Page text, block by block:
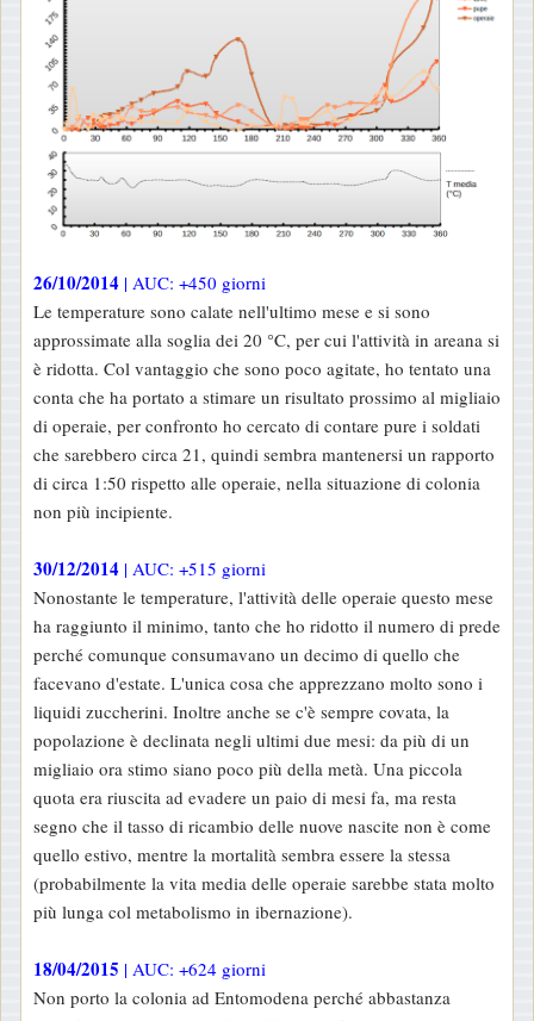
26/10/2014 | AUC: +450 giorni
Le temperature sono calate nell'ultimo mese e si sono
approssimate alla soglia dei 20 °C, per cui l'attività in areana si
è ridotta. Col vantaggio che sono poco agitate, ho tentato una
conta che ha portato a stimare un risultato prossimo al migliaio
di operaie, per confronto ho cercato di contare pure i soldati
che sarebbero circa 21, quindi sembra mantenersi un rapporto
di circa 1:50 rispetto alle operaie, nella situazione di colonia
non più incipiente.
30/12/2014 | AUC: +515 giorni
Nonostante le temperature, l'attività delle operaie questo mese
ha raggiunto il minimo, tanto che ho ridotto il numero di prede
perché comunque consumavano un decimo di quello che
facevano d'estate. L'unica cosa che apprezzano molto sono i
liquidi zuccherini. Inoltre anche se c'è sempre covata, la
popolazione è declinata negli ultimi due mesi: da più di un
migliaio ora stimo siano poco più della metà. Una piccola
quota era riuscita ad evadere un paio di mesi fa, ma resta
segno che il tasso di ricambio delle nuove nascite non è come
quello estivo, mentre la mortalità sembra essere la stessa
(probabilmente la vita media delle operaie sarebbe stata molto
più lunga col metabolismo in ibernazione).
18/04/2015 | AUC: +624 giorni
Non porto la colonia ad Entomodena perché abbastanza